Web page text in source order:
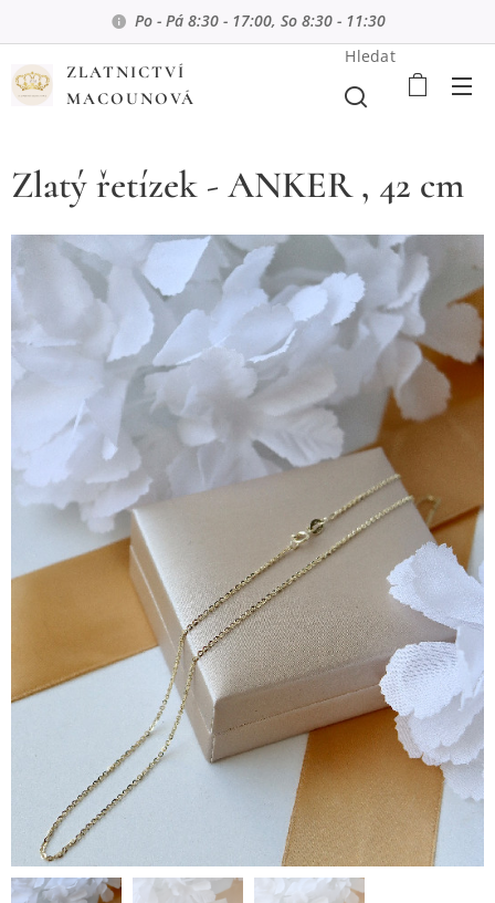
Po - Pá 8:30 - 17:00, So 8:30 - 11:30
ZLATNICTVÍ
MACOUNOVÁ
Hledat
Zlatý řetízek - ANKER , 42 cm